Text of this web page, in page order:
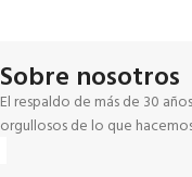
Sobre nosotros
El respaldo de más de 30
orgullosos de lo que